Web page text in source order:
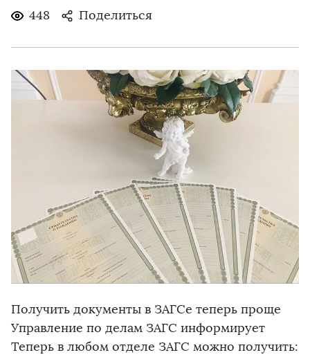
448 Поделиться
Получить документы в ЗАГСе теперь проще
Управление по делам ЗАГС информирует
Теперь в любом отделе ЗАГС можно получить: